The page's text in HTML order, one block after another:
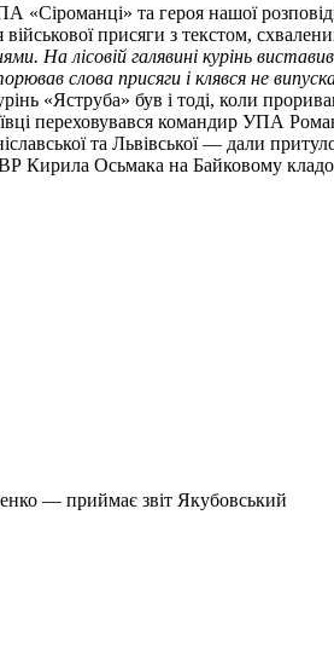
«Сіроманці» та героя нашої
присяги з текстом,
На лісовій галявині курінь
слова присяги і клявся не
«Яструба» був і тоді, коли
переховувався командир УПА
та Львівської — дали
Кирила Осьмака на Байковому
— приймає звіт Якубовський